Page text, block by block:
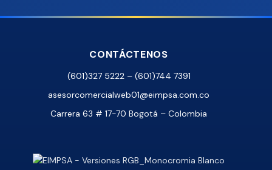
CONTÁCTENOS
(601)327 5222 – (601)744 7391
asesorcomercialweb01@eimpsa.com.co
Carrera 63 # 17-70 Bogotá – Colombia